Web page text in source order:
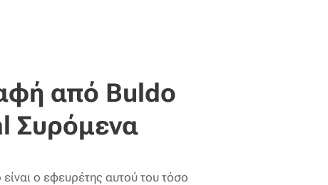
από Buldo
Συρόμενα
ο εφευρέτης αυτού του τόσο